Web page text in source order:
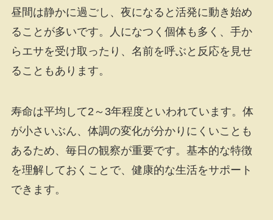
昼間は静かに過ごし、夜になると活発に動き始め
ることが多いです。人になつく個体も多く、手か
らエサを受け取ったり、名前を呼ぶと反応を見せ
ることもあります。
寿命は平均して2～3年程度といわれています。体
が小さいぶん、体調の変化が分かりにくいことも
あるため、毎日の観察が重要です。基本的な特徴
を理解しておくことで、健康的な生活をサポート
できます。